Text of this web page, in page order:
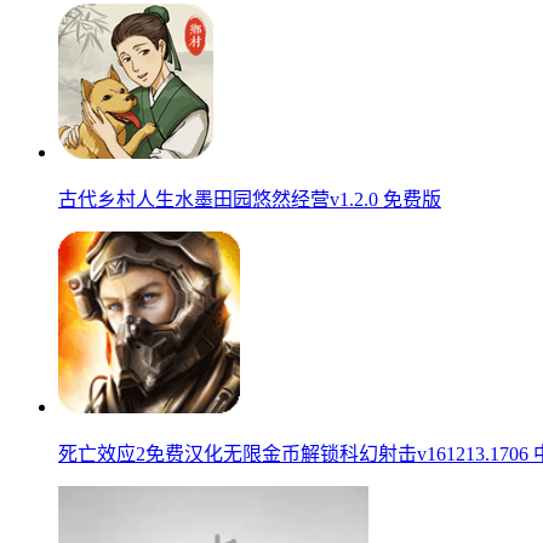
古代乡村人生水墨田园悠然经营v1.2.0 免费版
死亡效应2免费汉化无限金币解锁科幻射击v161213.1706